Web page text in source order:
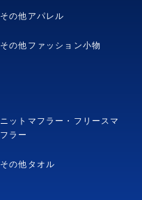
その他アパレル
その他ファッション小物
ニットマフラー・フリースマ
フラー
その他タオル